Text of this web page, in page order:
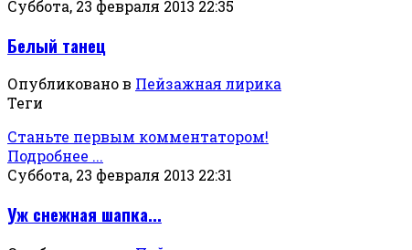
Суббота, 23 февраля 2013 22:35
Белый танец
Опубликовано в Пейзажная лирика
Теги
Станьте первым комментатором!
Подробнее ...
Суббота, 23 февраля 2013 22:31
Уж снежная шапка...